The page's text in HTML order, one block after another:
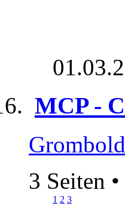
MCP -
Grombold
3 Seiten •
1 2 3